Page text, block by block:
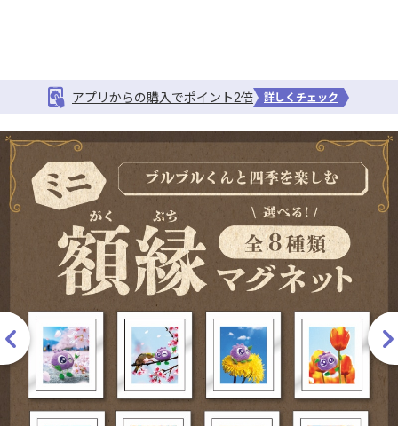
アプリからの購入でポイント2倍 詳しくチェック